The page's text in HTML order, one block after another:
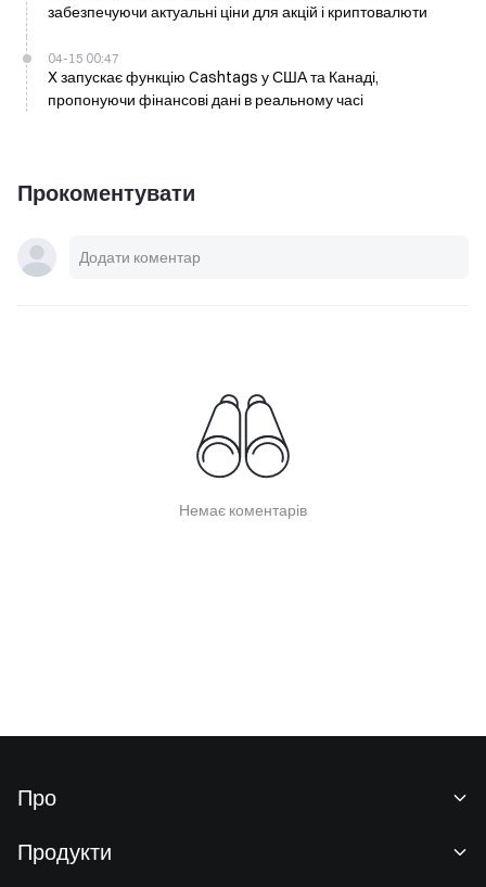
забезпечуючи актуальні ціни для акцій і криптовалюти
04-15 00:47
X запускає функцію Cashtags у США та Канаді,
пропонуючи фінансові дані в реальному часі
Прокоментувати
Немає коментарів
Про
Продукти